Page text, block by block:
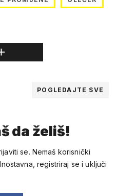
POGLEDAJTE SVE
da želiš!
se. Nemaš korisnički
registriraj se i uključi